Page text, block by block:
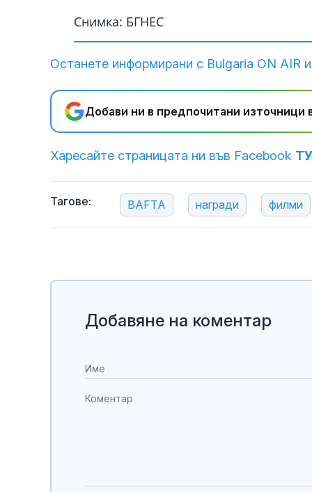
Снимка: БГНЕС
Останете информирани с Bulgaria ON AIR
Добави ни в предпочитани източници
Харесайте страницата ни във Facebook
Тагове: BAFTA награди филми
Добавяне на коментар